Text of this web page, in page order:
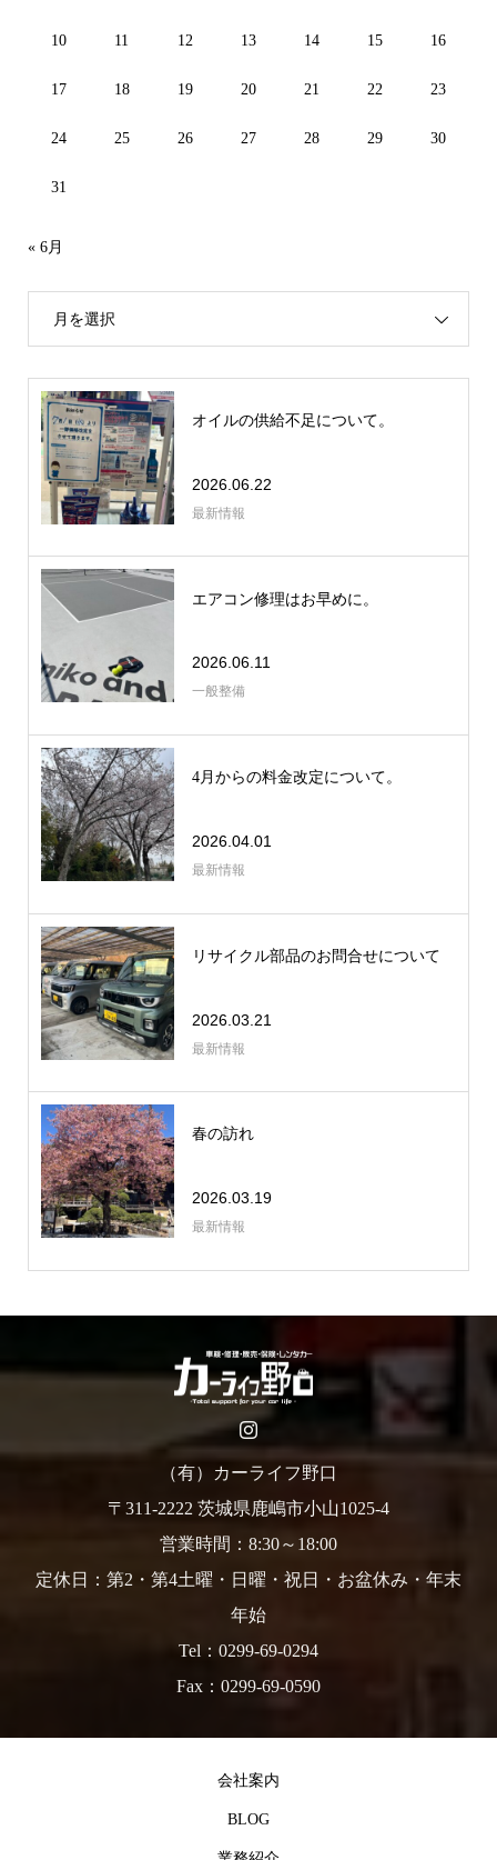
10 11 12 13 14 15 16
17 18 19 20 21 22 23
24 25 26 27 28 29 30
31
« 6月
月を選択
オイルの供給不足について。
2026.06.22
最新情報
エアコン修理はお早めに。
2026.06.11
一般整備
4月からの料金改定について。
2026.04.01
最新情報
リサイクル部品のお問合せについて
2026.03.21
最新情報
春の訪れ
2026.03.19
最新情報
（有）カーライフ野口
〒311-2222 茨城県鹿嶋市小山1025-4
営業時間：8:30～18:00
定休日：第2・第4土曜・日曜・祝日・お盆休み・年末
年始
Tel：0299-69-0294
Fax：0299-69-0590
会社案内
BLOG